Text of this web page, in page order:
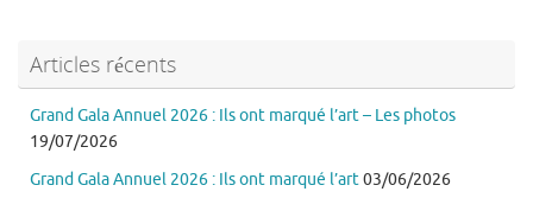
Articles récents
Grand Gala Annuel 2026 : Ils ont marqué l’art – Les photos
19/07/2026
Grand Gala Annuel 2026 : Ils ont marqué l’art03/06/2026